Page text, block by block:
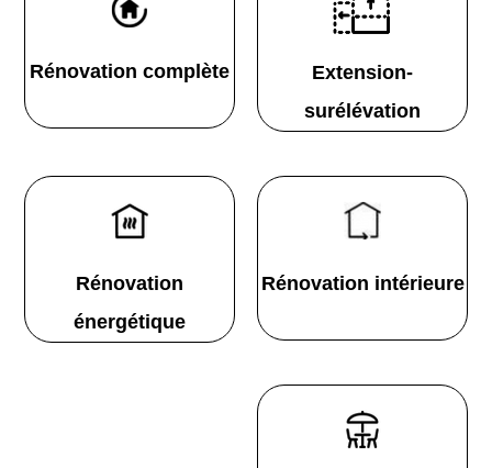
Rénovation complète
Extension-
surélévation
Rénovation
énergétique
Rénovation intérieure